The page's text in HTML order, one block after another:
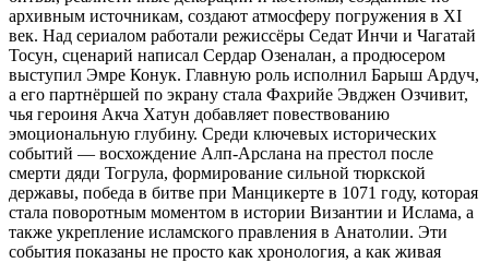
архивным источникам, создают атмосферу погружения в XI
век. Над сериалом работали режиссёры Седат Инчи и Чагатай
Тосун, сценарий написал Сердар Озеналан, а продюсером
выступил Эмре Конук. Главную роль исполнил Барыш Ардуч,
а его партнёршей по экрану стала Фахрийе Эвджен Озчивит,
чья героиня Акча Хатун добавляет повествованию
эмоциональную глубину. Среди ключевых исторических
событий — восхождение Алп-Арслана на престол после
смерти дяди Тогрула, формирование сильной тюркской
державы, победа в битве при Манцикерте в 1071 году, которая
стала поворотным моментом в истории Византии и Ислама, а
также укрепление исламского правления в Анатолии. Эти
события показаны не просто как хронология, а как живая